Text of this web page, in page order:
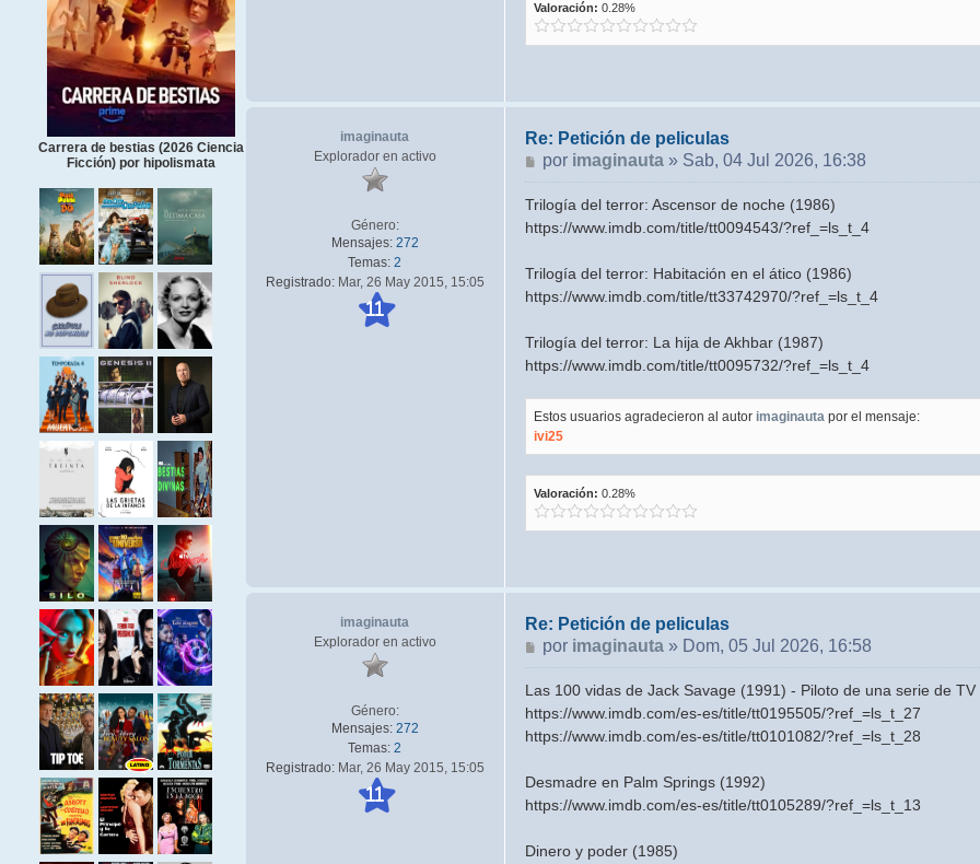
Carrera de bestias (2026 Ciencia
Ficción) por hipolismata
Valoración: 0.28%
imaginauta
Explorador en activo
Género:
Mensajes: 272
Temas: 2
Registrado:Mar, 26 May 2015, 15:05
11
Re: Petición de peliculas
Mensaje
por imaginauta » Sab, 04 Jul 2026, 16:38
Trilogía del terror: Ascensor de noche (1986)
https://www.imdb.com/title/tt0094543/?ref_=ls_t_4
Trilogía del terror: Habitación en el ático (1986)
https://www.imdb.com/title/tt33742970/?ref_=ls_t_4
Trilogía del terror: La hija de Akhbar (1987)
https://www.imdb.com/title/tt0095732/?ref_=ls_t_4
Estos usuarios agradecieron al autor imaginautapor el mensaje:
ivi25
Valoración: 0.28%
imaginauta
Explorador en activo
Género:
Mensajes: 272
Temas: 2
Registrado:Mar, 26 May 2015, 15:05
11
Re: Petición de peliculas
Mensaje
por imaginauta » Dom, 05 Jul 2026, 16:58
Las 100 vidas de Jack Savage (1991) - Piloto de una serie de
https://www.imdb.com/es-es/title/tt0195505/?ref_=ls_t_27
https://www.imdb.com/es-es/title/tt0101082/?ref_=ls_t_28
Desmadre en Palm Springs (1992)
https://www.imdb.com/es-es/title/tt0105289/?ref_=ls_t_13
Dinero y poder (1985)